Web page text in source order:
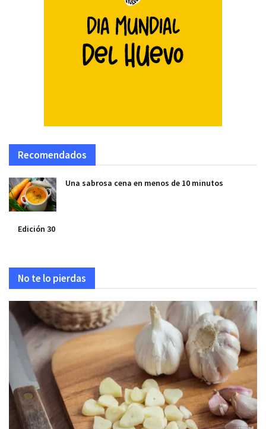
Recomendados
Una sabrosa cena en menos de 10 minutos
Edición 30
No te lo pierdas